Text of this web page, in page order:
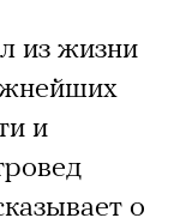
из жизни
и
о